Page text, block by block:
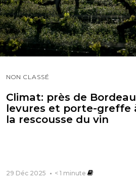
NON CLASSÉ
Climat: près de
levures et porte-greffe
la rescousse du vin
29 Déc 2025 < 1 minute
Lire